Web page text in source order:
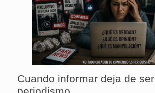
Cuando informar deja de ser